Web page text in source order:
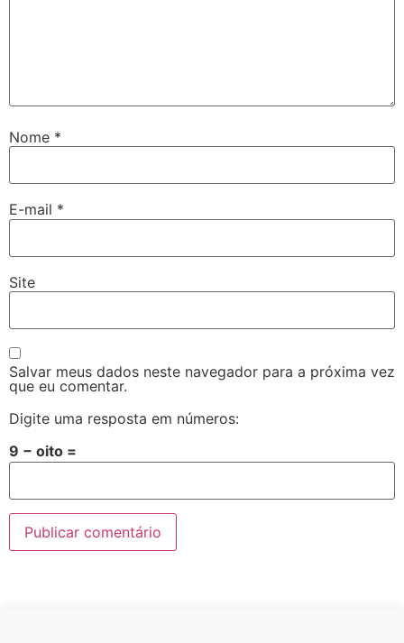
Nome *
E-mail *
Site
Salvar meus dados neste navegador para a próxima vez
que eu comentar.
Digite uma resposta em números:
9 − oito =